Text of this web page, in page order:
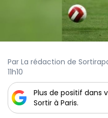
Par La rédaction de
11h10
Plus de positif dans
Sortir à Paris.